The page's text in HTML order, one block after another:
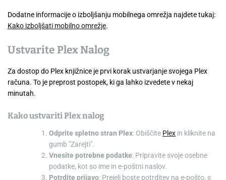
Dodatne informacije o izboljšanju mobilnega omrežja najdete tukaj:
Kako izboljšati mobilno omrežje.
Ustvarite Plex Nalog
Za dostop do Plex knjižnice je prvi korak ustvarjanje svojega Plex
računa. To je preprost postopek, ki ga lahko izvedete v nekaj
minutah.
Kako ustvariti Plex nalog
Odprite spletno stran Plex: Obiščite Plex in kliknite na
gumb "Zarejti".
Vnesite potrebne podatke: Pripravite svoje osebne
podatke, kot so ime in e-poštni naslov.
Potrdite prijavo: Prejeli boste potrditev na e-pošto, s